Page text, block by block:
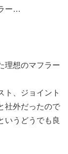
ー…
理想のマフラー
ト、ジョイント
社外だったので
いうどうでも良